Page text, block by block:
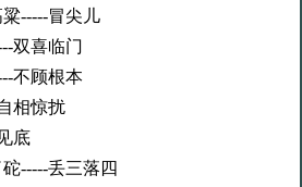
-----冒尖儿
双喜临门
不顾根本
相惊扰
底
-----丢三落四